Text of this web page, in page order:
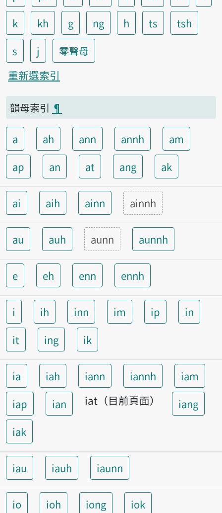
k
kh g ng h ts
tsh
s
j
零聲母
重新選索引
韻母索引 ¶
a ah ann annh
am
ap
an at ang ak
ai aih ainn ainnh
au auh aunn aunnh
e eh enn ennh
i ih inn im ip
in
it
ing ik
ia iah iann iannh
iam
iap
ian iat（目前頁面）
iang
iak
iau iauh iaunn
io ioh iong iok